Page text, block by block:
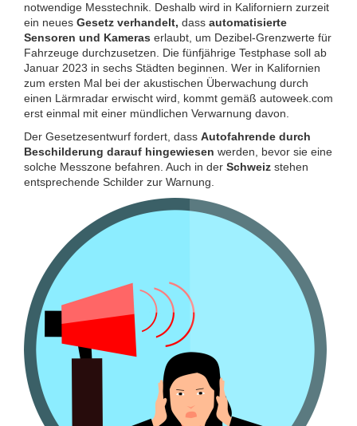
notwendige Messtechnik. Deshalb wird in Kaliforniern zurzeit
ein neues Gesetz verhandelt, dass automatisierte
Sensoren und Kameras erlaubt, um Dezibel-Grenzwerte für
Fahrzeuge durchzusetzen. Die fünfjährige Testphase soll ab
Januar 2023 in sechs Städten beginnen. Wer in Kalifornien
zum ersten Mal bei der akustischen Überwachung durch
einen Lärmradar erwischt wird, kommt gemäß autoweek.com
erst einmal mit einer mündlichen Verwarnung davon.
Der Gesetzesentwurf fordert, dass Autofahrende durch
Beschilderung darauf hingewiesen werden, bevor sie eine
solche Messzone befahren. Auch in der Schweiz stehen
entsprechende Schilder zur Warnung.